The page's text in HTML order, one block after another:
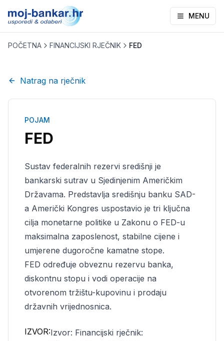
MENU
POČETNA FINANCIJSKI RJEČNIK FED
Natrag na rječnik
POJAM
FED
Sustav federalnih rezervi središnji je
bankarski sutrav u Sjedinjenim Američkim
Državama. Predstavlja središnju banku SAD-
a Američki Kongres uspostavio je tri ključna
cilja monetarne politike u Zakonu o FED-u
maksimalna zaposlenost, stabilne cijene i
umjerene dugoročne kamatne stope.
FED određuje obveznu rezervu banka,
diskontnu stopu i vodi operacije na
otvorenom tržištu-kupovinu i prodaju
državnih vrijednosnica.
IZVOR:Izvor: Financijski rječnik: